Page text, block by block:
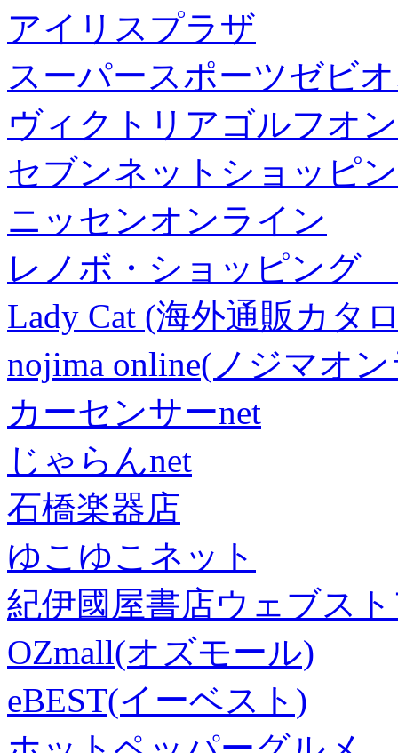
アイリスプラザ
スーパースポーツゼビ
ヴィクトリアゴルフオ
セブンネットショッピ
ニッセンオンライン
レノボ・ショッピング
Lady Cat (海外通販カタ
nojima online(ノジマオ
カーセンサーnet
じゃらんnet
石橋楽器店
ゆこゆこネット
紀伊國屋書店ウェブス
OZmall(オズモール)
eBEST(イーベスト)